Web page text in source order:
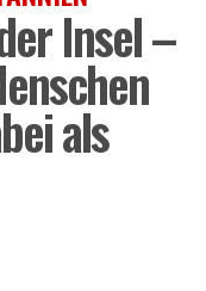
Insel –
als